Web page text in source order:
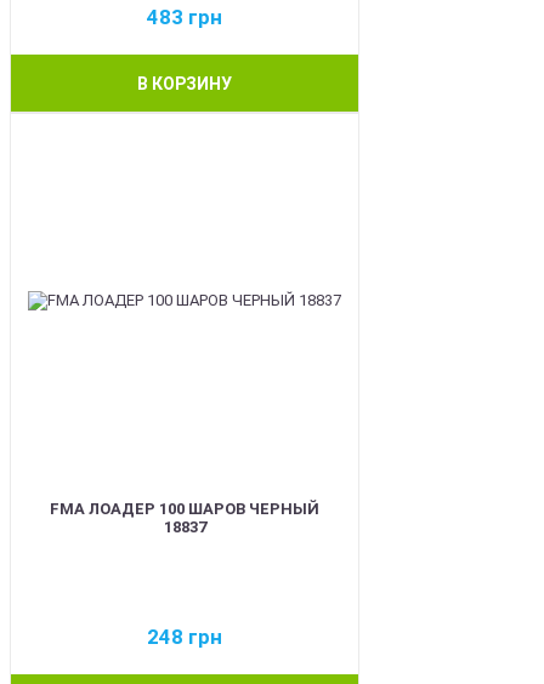
483 грн
В КОРЗИНУ
FMA ЛОАДЕР 100 ШАРОВ ЧЕРНЫЙ
18837
248 грн